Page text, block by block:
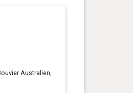
Australien,